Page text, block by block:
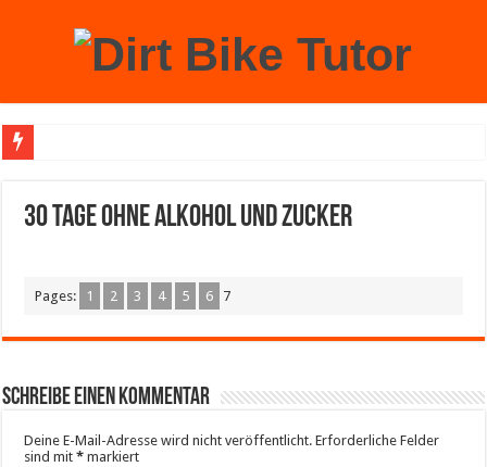
30 Tage ohne Alkohol und Zucker
Pages: 1 2 3 4 5 6 7
Schreibe einen Kommentar
Deine E-Mail-Adresse wird nicht veröffentlicht. Erforderliche Felder
sind mit* markiert